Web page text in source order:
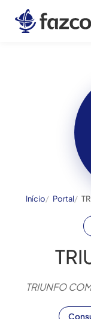
Início Portal
TRIUNFO